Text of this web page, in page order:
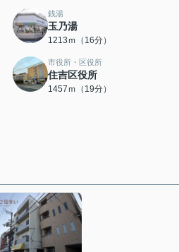
銭湯
玉乃湯
1213ｍ（16分）
市役所・区役所
住吉区役所
1457ｍ（19分）